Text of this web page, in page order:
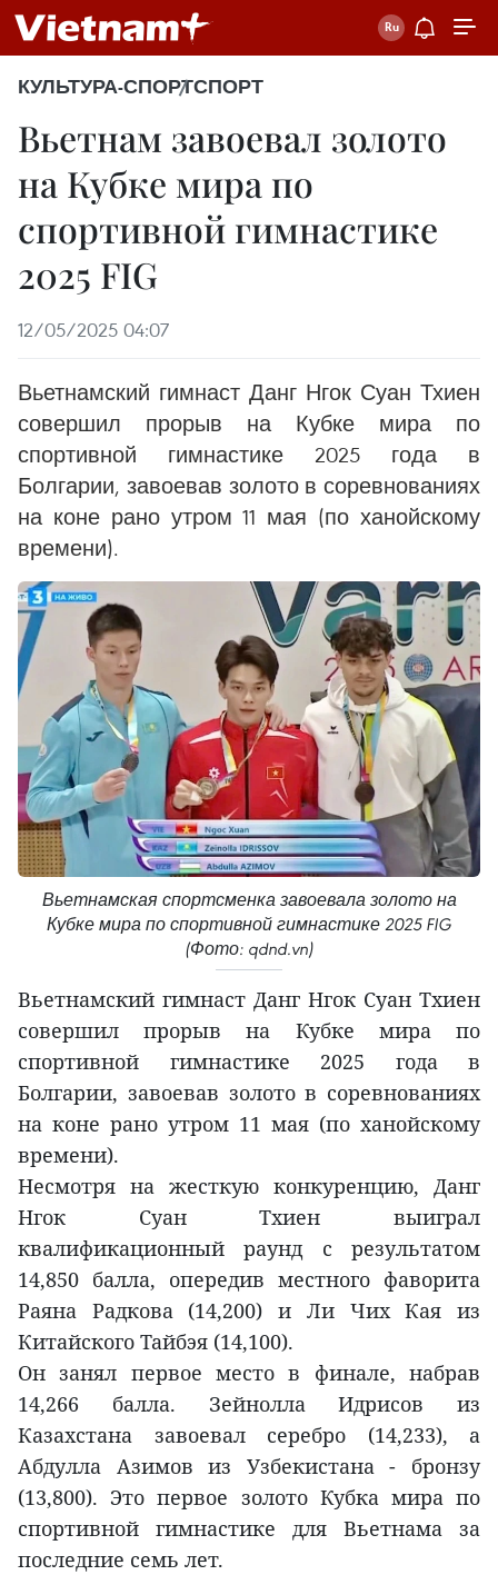
КУЛЬТУРА-СПОРТСПОРТ
Вьетнам завоевал золото
на Кубке мира по
спортивной гимнастике
2025 FIG
12/05/2025 04:07
Вьетнамский гимнаст Данг Нгок Суан Тхиен
совершил прорыв на Кубке мира по
спортивной гимнастике 2025 года в
Болгарии, завоевав золото в соревнованиях
на коне рано утром 11 мая (по ханойскому
времени).
Вьетнамская спортсменка завоевала золото на
Кубке мира по спортивной гимнастике 2025 FIG
(Фото: qdnd.vn)
Вьетнамский гимнаст Данг Нгок Суан Тхиен
совершил прорыв на Кубке мира по
спортивной гимнастике 2025 года в
Болгарии, завоевав золото в соревнованиях
на коне рано утром 11 мая (по ханойскому
времени).
Несмотря на жесткую конкуренцию, Данг
Нгок Суан Тхиен выиграл
квалификационный раунд с результатом
14,850 балла, опередив местного фаворита
Раяна Радкова (14,200) и Ли Чих Кая из
Китайского Тайбэя (14,100).
Он занял первое место в финале, набрав
14,266 балла. Зейнолла Идрисов из
Казахстана завоевал серебро (14,233), а
Абдулла Азимов из Узбекистана - бронзу
(13,800). Это первое золото Кубка мира по
спортивной гимнастике для Вьетнама за
последние семь лет.